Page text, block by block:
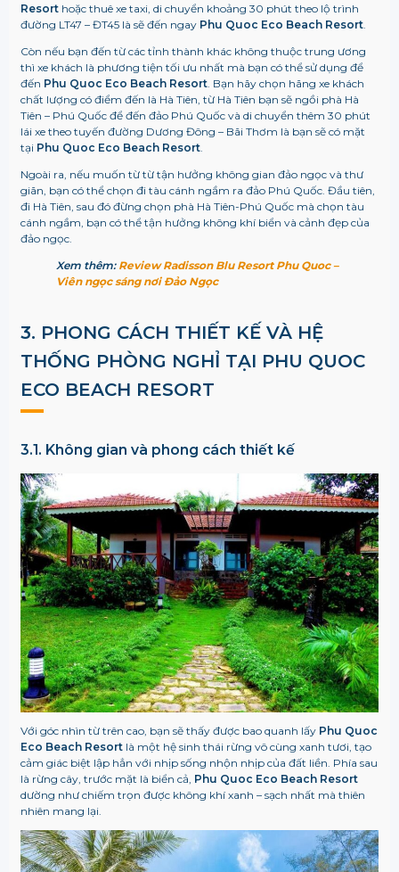
Resorthoặc thuê xe taxi, di chuyển khoảng 30 phút theo lộ trình
đường LT47 – ĐT45 là sẽ đến ngay Phu Quoc Eco Beach Resort.
Còn nếu bạn đến từ các tỉnh thành khác không thuộc trung ương
thì xe khách là phương tiện tối ưu nhất mà bạn có thể sử dụng để
đến Phu Quoc Eco Beach Resort. Bạn hãy chọn hãng xe khách
chất lượng có điểm đến là Hà Tiên, từ Hà Tiên bạn sẽ ngồi phà Hà
Tiên – Phú Quốc để đến đảo Phú Quốc và di chuyển thêm 30 phút
lái xe theo tuyến đường Dương Đông – Bãi Thơm là bạn sẽ có mặt
tại Phu Quoc Eco Beach Resort.
Ngoài ra, nếu muốn từ từ tận hưởng không gian đảo ngọc và thư
giãn, bạn có thể chọn đi tàu cánh ngầm ra đảo Phú Quốc. Đầu tiên,
đi Hà Tiên, sau đó đừng chọn phà Hà Tiên-Phú Quốc mà chọn tàu
cánh ngầm, bạn có thể tận hưởng không khí biển và cảnh đẹp của
đảo ngọc.
Xem thêm: Review Radisson Blu Resort Phu Quoc –
Viên ngọc sáng nơi Đảo Ngọc
3. PHONG CÁCH THIẾT KẾ VÀ HỆ
THỐNG PHÒNG NGHỈ TẠI PHU QUOC
ECO BEACH RESORT
3.1. Không gian và phong cách thiết kế
Với góc nhìn từ trên cao, bạn sẽ thấy được bao quanh lấy Phu Quoc
Eco Beach Resortlà một hệ sinh thái rừng vô cùng xanh tươi, tạo
cảm giác biệt lập hẳn với nhịp sống nhộn nhịp của đất liền. Phía sau
là rừng cây, trước mặt là biển cả, Phu Quoc Eco Beach Resort
dường như chiếm trọn được không khí xanh – sạch nhất mà thiên
nhiên mang lại.